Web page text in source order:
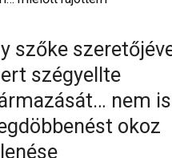
szőke
szégyellte
nem is
okoz